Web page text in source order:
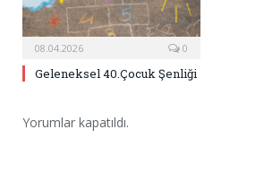
08.04.2026 0
Geleneksel 40.Çocuk Şenliği
Yorumlar kapatıldı.